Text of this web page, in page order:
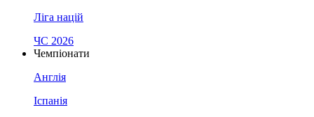
Ліга націй
ЧС 2026
Чемпіонати
Англія
Іспанія